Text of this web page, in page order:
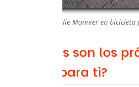
Nathalie Monnier en
¿Cuáles son los
pasos para ti?